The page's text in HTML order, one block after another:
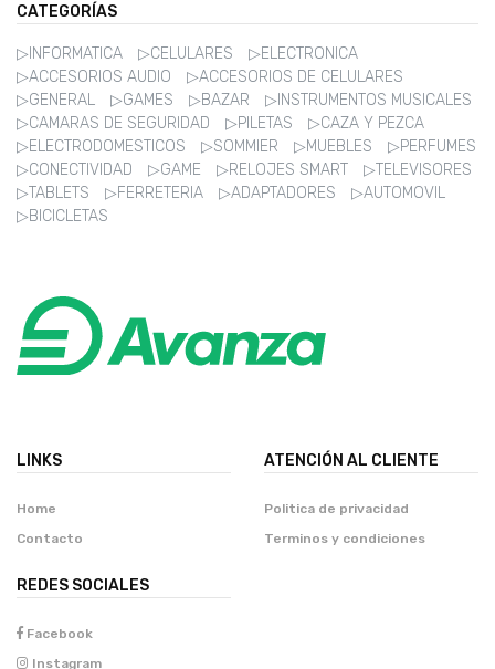
CATEGORÍAS
▷INFORMATICA ▷CELULARES
▷ELECTRONICA
▷ACCESORIOS AUDIO
▷ACCESORIOS DE CELULARES
▷GENERAL
▷GAMES ▷BAZAR
▷INSTRUMENTOS MUSICALES
▷CAMARAS DE SEGURIDAD
▷PILETAS
▷CAZA Y PEZCA
▷ELECTRODOMESTICOS
▷SOMMIER ▷MUEBLES
▷PERFUMES
▷CONECTIVIDAD
▷GAME ▷RELOJES SMART
▷TELEVISORES
▷TABLETS
▷FERRETERIA ▷ADAPTADORES
▷AUTOMOVIL
▷BICICLETAS
LINKS
Home
Contacto
ATENCIÓN AL CLIENTE
Politica de privacidad
Terminos y condiciones
REDES SOCIALES
Facebook
Instagram